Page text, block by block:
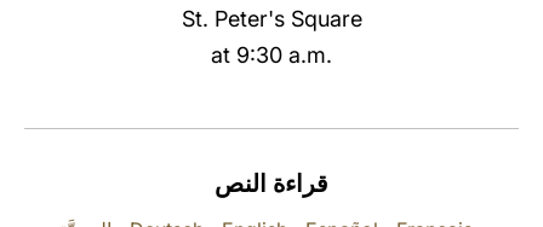
St. Peter's Square
at 9:30 a.m.
قراءة النص